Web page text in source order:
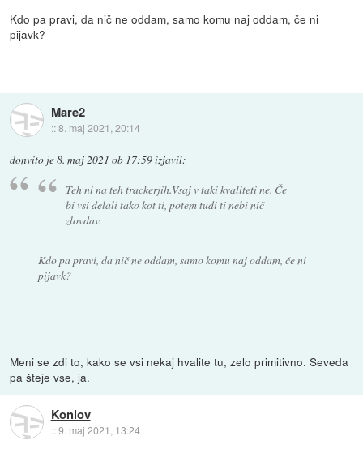
Kdo pa pravi, da nič ne oddam, samo komu naj oddam, če ni
pijavk?
Mare2
::8. maj 2021, 20:14
donvito je8. maj 2021 ob 17:59izjavil:
Teh ni na teh trackerjih.Vsaj v taki kvaliteti ne. Če
bi vsi delali tako kot ti, potem tudi ti nebi nič
zlovdav.
Kdo pa pravi, da nič ne oddam, samo komu naj oddam, če ni
pijavk?
Meni se zdi to, kako se vsi nekaj hvalite tu, zelo primitivno. Seveda
pa šteje vse, ja.
Konlov
::9. maj 2021, 13:24